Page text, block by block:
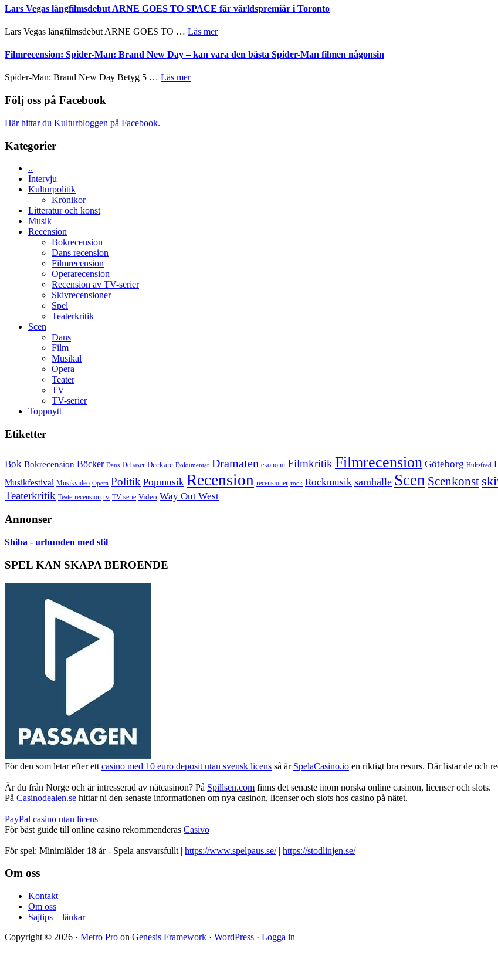
en
Chan
storform
med
kan
Mauri?
av
tv-
serie:
Svärtan
välgjort
Lars Vegas långfilmsdebut ARNE GOES TO SPACE får världspremiär i Toronto
Lars Vegas långfilmsdebut ARNE GOES TO … Läs merom
Vegas
Filmrecension: Spider-Man: Brand New Day – kan vara den bästa Spider-Man filmen någonsin
Spider-Man: Brand New Day Betyg 5 … Läs merom
Följ oss på Facebook
Här hittar du Kulturbloggen på Facebook.
Kategorier
..
Intervju
Kulturpolitik
Krönikor
Litteratur och konst
Musik
Recension
Bokrecension
Dans recension
Filmrecension
Operarecension
Recension av TV-serier
Skivrecensioner
Spel
Teaterkritik
Scen
Dans
Film
Musikal
Opera
Teater
TV
TV-serier
Toppnytt
Etiketter
Bok Bokrecension Böcker Dans Debaser Deckare Dokumentär Dramaten ekonomi Filmkritik Filmrecension Göteborg Hultsfred
Musikfestival Musikvideo Opera Politik Popmusik Recension recensioner rock Rockmusik samhälle Scen Scenkonst
Teaterkritik Teaterrecension tv TV-serie Video Way Out West
Annonser
Shiba - urhunden med stil
SPEL KAN SKAPA BEROENDE
För den som letar efter ett casino med 10 euro deposit utan svensk licens så är SpelaCasino.io en riktigt bra resurs. Där listar de och
Är du från Norge och är intresserad av nätcasinon? På Spillsen.com finns det senaste inom norska online casinon, licenser och slots.
På Casinodealen.se hittar ni den senaste informationen om nya casinon, licenser och slots hos casino på nätet.
PayPal casino utan licens
För bäst guide till online casino rekommenderas Casivo
För spel: Minimiålder 18 år - Spela ansvarsfullt | https://www.spelpaus.se/| https://stodlinjen.se/
Footer
Om oss
Kontakt
Om oss
Sajtips – länkar
Copyright © 2026 · Metro Pro on Genesis Framework · WordPress · Logga in